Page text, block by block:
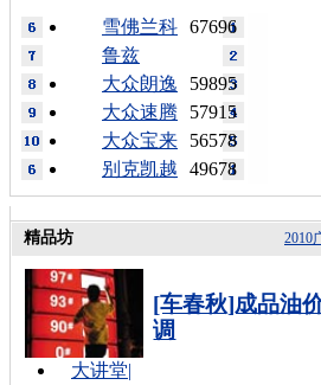
67696
雪佛兰科
鲁兹
59895
大众朗逸
57915
大众速腾
56578
大众宝来
49678
别克凯越
2010
精品坊
[车春秋]成品油
调
大讲堂|